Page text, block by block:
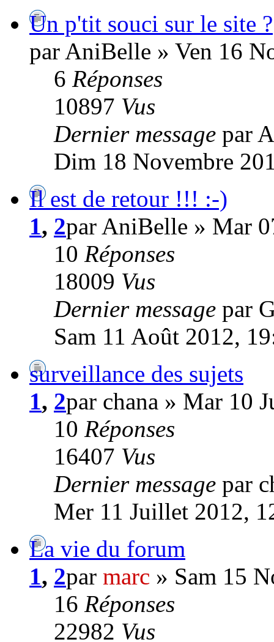
Un p'tit souci sur le site ?
par AniBelle » Ven 16
6 Réponses
10897 Vus
Dernier message par
Dim 18 Novembre
Il est de retour !!! :-)
1, 2par AniBelle » Mar
10 Réponses
18009 Vus
Dernier message par
Sam 11 Août 2012,
surveillance des sujets
1, 2par chana » Mar 10
10 Réponses
16407 Vus
Dernier message par
Mer 11 Juillet 2012,
La vie du forum
1, 2par marc » Sam 15
16 Réponses
22982 Vus